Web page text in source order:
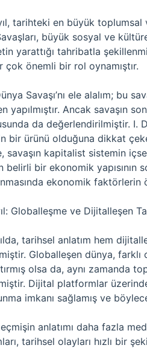
tarihteki en büyük toplumsal
büyük sosyal ve
yarattığı tahribatla
çok önemli bir rol oynamıştır.
Savaşı’nı ele alalım; bu
yapılmıştır. Ancak savaşın
da değerlendirilmiştir. I.
bir ürünü olduğuna dikkat
savaşın kapitalist sistemin
belirli bir ekonomik yapısının
ekonomik faktörlerin
Globalleşme ve Dijitalleşen
tarihsel anlatım hem
Globalleşen dünya, farklı
olsa da, aynı zamanda
Dijital platformlar
imkanı sağlamış ve
anlatımı daha fazla
tarihsel olayları hızlı bir